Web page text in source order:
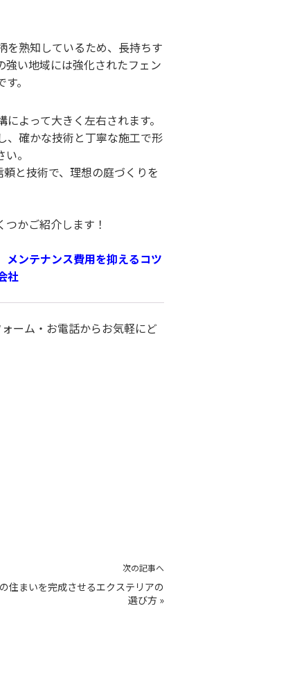
を熟知しているため、長持ちす
強い地域には強化されたフェン
。
よって大きく左右されます。
、確かな技術と丁寧な施工で形
。
と技術で、理想の庭づくりを
かご紹介します！
メンテナンス費用を抑えるコツ
社
ーム・お電話からお気軽にど
次の記事へ
住まいを完成させるエクステリアの
選び方 »